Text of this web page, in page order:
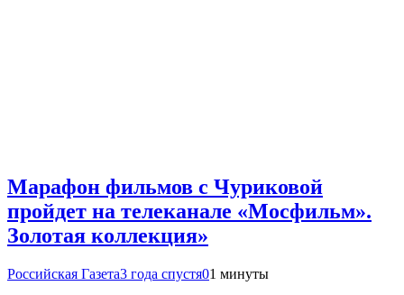
Марафон фильмов с Чуриковой
пройдет на телеканале «Мосфильм».
Золотая коллекция»
Российская Газета3 года спустя01 минуты